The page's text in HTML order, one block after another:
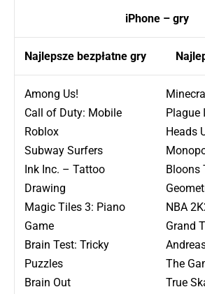
iPhone – gry
Najlepsze bezpłatne gry
Among Us!
Call of Duty: Mobile
Roblox
Subway Surfers
Ink Inc. – Tattoo
Drawing
Magic Tiles 3: Piano
Game
Brain Test: Tricky
Puzzles
Brain Out
Plague
Heads
Bloons
NBA
Grand
The
True